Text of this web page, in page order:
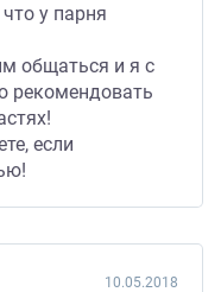
у парня
общаться и я с
рекомендовать
если
10.05.2018